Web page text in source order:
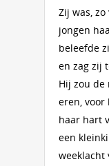
Zij was,
jongen
beleefde
en zag zij
Hij zou de
eren, voor
haar hart
een
weeklacht